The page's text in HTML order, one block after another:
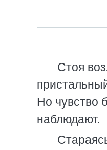
Стоя
Но чувство
наблюдают.